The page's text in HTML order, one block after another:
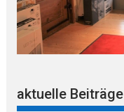
aktuelle Beiträge